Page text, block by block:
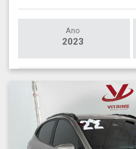
Ano
2023